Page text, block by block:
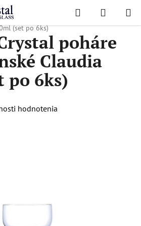
Hľadať
KOŠÍK
/ Claudia
Bohemia Crystal poháre na
(set po 6ks)
poháre
Claudia
po 6ks)
hodnotenia